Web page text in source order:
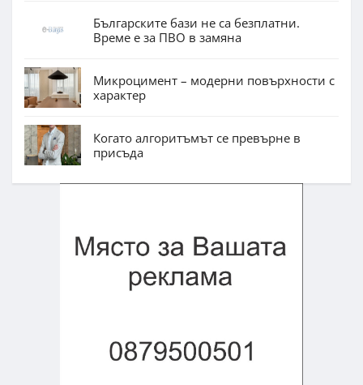
Българските бази не са безплатни.
Време е за ПВО в замяна
Микроцимент – модерни повърхности с
характер
Когато алгоритъмът се превърне в
присъда